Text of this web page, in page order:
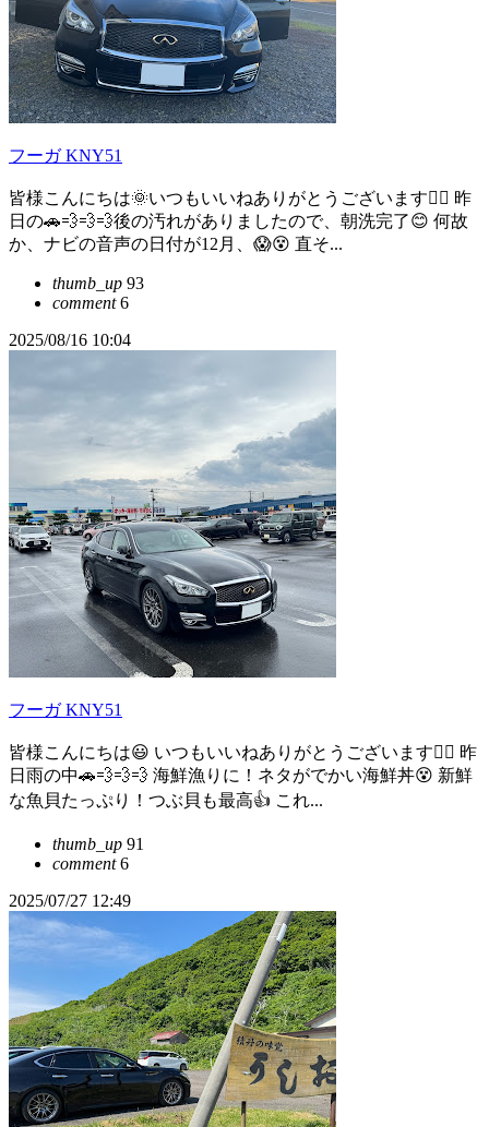
フーガ KNY51
皆様こんにちは🌞いつもいいねありがとうございます🙇‍♀️ 昨
日の🚗💨💨💨後の汚れがありましたので、朝洗完了😊 何故
か、ナビの音声の日付が12月、😱😵 直そ...
thumb_up 93
comment6
2025/08/16 10:04
フーガ KNY51
皆様こんにちは😃 いつもいいねありがとうございます🙇‍♀️ 昨
日雨の中🚗💨💨💨 海鮮漁りに！ネタがでかい海鮮丼😵 新鮮
な魚貝たっぷり！つぶ貝も最高👍 これ...
thumb_up 91
comment6
2025/07/27 12:49